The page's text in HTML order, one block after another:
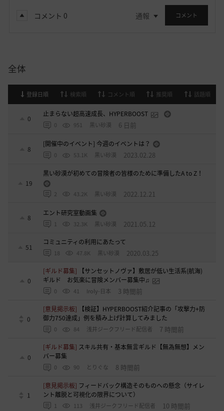
コメント 0 通報 コメント
全体
登録日順 検索順 コメント順 推奨順 話題順
0
止まらない超高速成長、HYPERBOOST
0 951 黒い砂漠 6 日前
8
[開催中のイベント] 今週のイベントは？
0 53.1K 黒い砂漠 2023.02.28
19
黒い砂漠が初めての冒険者の皆様のために準備したA to Z！
2 43.2K 黒い砂漠 2022.12.21
8
エント研究室動画集
1 32.3K 黒い砂漠 2021.05.12
51
コミュニティの利用にあたって
18 47.8K 黒い砂漠 2020.03.25
0
[ギルド募集]
【サンセットノヴァ】敷居が低い生活系(航海)
ギルド お気楽に冒険メンバー募集中♫
0 41 Iroly-日本 3 時間前
0
[意見掲示板]
【検証】HYPERBOOST紹介記事の「攻撃力+防
御力750達成」例を積み上げ計算してみました
0 84 浅井ジークフリード配信者 7 時間前
0
[ギルド募集] スキル共有・基本無言ギルド【無為無想】メン
バー募集
0 90 とりぐな 8 時間前
1
[意見掲示板] フィードバック構造そのものへの懸念（サイレ
ント離脱と可視化の限界について）
1 113 浅井ジークフリード配信者 10 時間前